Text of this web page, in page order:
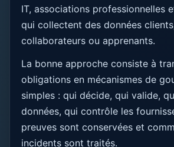
IT, associations professionnelles
qui collectent des données
collaborateurs ou apprenants.
La bonne approche consiste à
obligations en mécanismes de
simples : qui décide, qui valide,
données, qui contrôle les
preuves sont conservées et
incidents sont traités.